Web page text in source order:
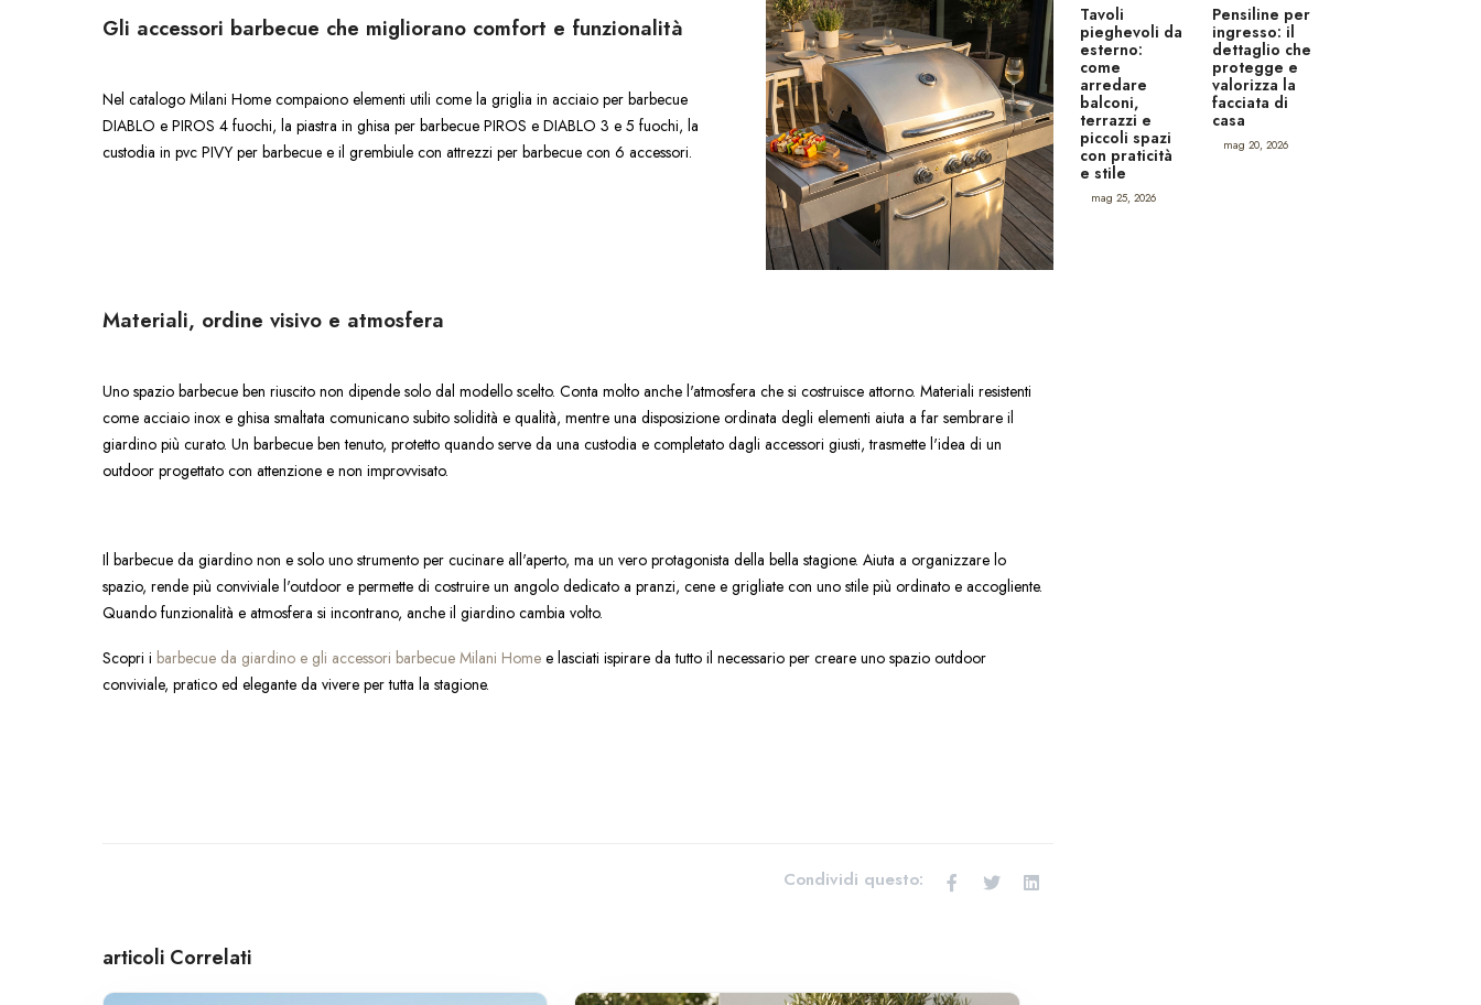
Gli accessori barbecue che migliorano comfort e funzionalità
Nel catalogo Milani Home compaiono elementi utili come la griglia in acciaio per barbecue
DIABLO e PIROS 4 fuochi, la piastra in ghisa per barbecue PIROS e DIABLO 3 e 5 fuochi, la
custodia in pvc PIVY per barbecue e il grembiule con attrezzi per barbecue con 6 accessori.
Materiali, ordine visivo e atmosfera
Uno spazio barbecue ben riuscito non dipende solo dal modello scelto. Conta molto anche l'atmosfera che si costruisce attorno. Materiali resistenti
come acciaio inox e ghisa smaltata comunicano subito solidità e qualità, mentre una disposizione ordinata degli elementi aiuta a far sembrare il
giardino più curato. Un barbecue ben tenuto, protetto quando serve da una custodia e completato dagli accessori giusti, trasmette l'idea di un
outdoor progettato con attenzione e non improvvisato.
Il barbecue da giardino non e solo uno strumento per cucinare all'aperto, ma un vero protagonista della bella stagione. Aiuta a organizzare lo
spazio, rende più conviviale l'outdoor e permette di costruire un angolo dedicato a pranzi, cene e grigliate con uno stile più ordinato e accogliente.
Quando funzionalità e atmosfera si incontrano, anche il giardino cambia volto.
Scopri i barbecue da giardino e gli accessori barbecue Milani Homee lasciati ispirare da tutto il necessario per creare uno spazio outdoor
conviviale, pratico ed elegante da vivere per tutta la stagione.
Condividi questo:
articoli Correlati
Tavoli
pieghevoli da
esterno:
come
arredare
balconi,
terrazzi e
piccoli spazi
con praticità
e stile
mag 25, 2026
Pensiline per
ingresso: il
dettaglio che
protegge e
valorizza la
facciata di
casa
mag 20, 2026